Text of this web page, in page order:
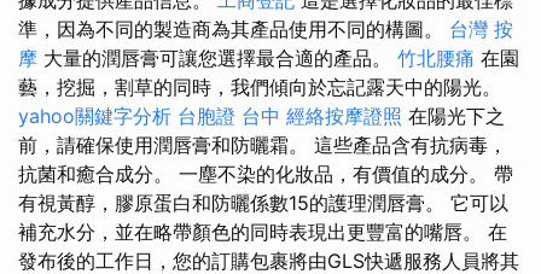
準，因為不同的製造商為其產品使用不同的構圖。 台灣 按
摩 大量的潤唇膏可讓您選擇最合適的產品。 竹北腰痛 在園
藝，挖掘，割草的同時，我們傾向於忘記露天中的陽光。
yahoo關鍵字分析 台胞證 台中 經絡按摩證照 在陽光下之
前，請確保使用潤唇膏和防曬霜。 這些產品含有抗病毒，
抗菌和癒合成分。 一塵不染的化妝品，有價值的成分。 帶
有視黃醇，膠原蛋白和防曬係數15的護理潤唇膏。 它可以
補充水分，並在略帶顏色的同時表現出更豐富的嘴唇。 在
發布後的工作日，您的訂購包裹將由GLS快遞服務人員將其